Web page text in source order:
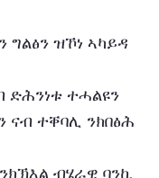
ናብ ተቐባሊ ንክበፅሕ